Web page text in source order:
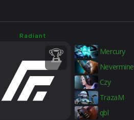
Radiant
Mercury
Nevermine
Czy
TrazaM
qbl